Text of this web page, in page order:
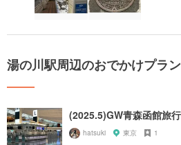
湯の川駅周辺のおでかけプラン
(2025.5)GW青森函館旅行
hatsuki 東京 1